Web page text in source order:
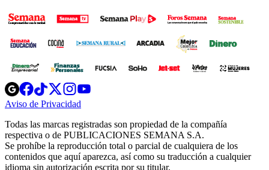
Opens
in
new
Opens
in
new
Opens
in
new
window
Opens
new
windowwindow
Aviso de Privacidad
new
window
Todas las marcas registradas son propiedad de la compañía
respectiva o de PUBLICACIONES SEMANA S.A.
Se prohíbe la reproducción total o parcial de cualquiera de los
contenidos que aquí aparezca, así como su traducción a cualquier
idioma sin autorización escrita por su titular.